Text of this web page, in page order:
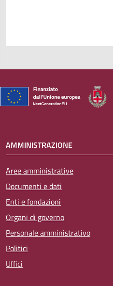
AMMINISTRAZIONE
Aree amministrative
Documenti e dati
Enti e fondazioni
Organi di governo
Personale amministrativo
Politici
Uffici